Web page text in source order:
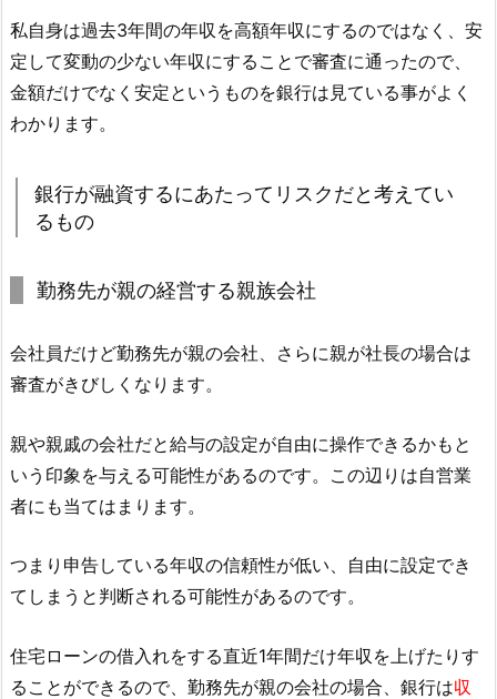
私自身は過去3年間の年収を高額年収にするのではなく、安
定して変動の少ない年収にすることで審査に通ったので、
金額だけでなく安定というものを銀行は見ている事がよく
わかります。
銀行が融資するにあたってリスクだと考えてい
るもの
勤務先が親の経営する親族会社
会社員だけど勤務先が親の会社、さらに親が社長の場合は
審査がきびしくなります。
親や親戚の会社だと給与の設定が自由に操作できるかもと
いう印象を与える可能性があるのです。この辺りは自営業
者にも当てはまります。
つまり申告している年収の信頼性が低い、自由に設定でき
てしまうと判断される可能性があるのです。
住宅ローンの借入れをする直近1年間だけ年収を上げたりす
ることができるので、勤務先が親の会社の場合、銀行は収